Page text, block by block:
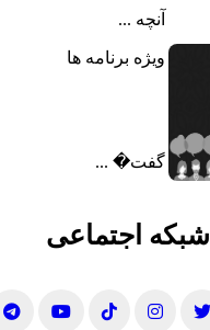
آنچه ...
ویژه برنامه ها
گفت‌� ...
شبکه اجتماعی